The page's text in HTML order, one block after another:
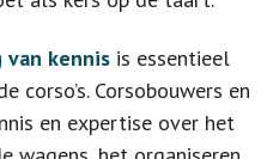
kennis is essentieel
corso’s. Corsobouwers en
en expertise over het